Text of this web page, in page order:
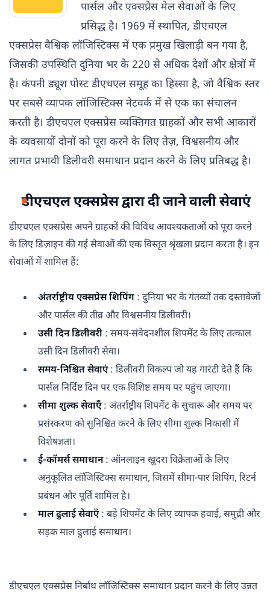
पार्सल और एक्सप्रेस मेल सेवाओं के लिए
प्रसिद्ध है। 1969 में स्थापित, डीएचएल
एक्सप्रेस वैश्विक लॉजिस्टिक्स में एक प्रमुख खिलाड़ी बन गया है,
जिसकी उपस्थिति दुनिया भर के 220 से अधिक देशों और क्षेत्रों में
है। कंपनी ड्यूश पोस्ट डीएचएल समूह का हिस्सा है, जो वैश्विक स्तर
पर सबसे व्यापक लॉजिस्टिक्स नेटवर्क में से एक का संचालन
करती है। डीएचएल एक्सप्रेस व्यक्तिगत ग्राहकों और सभी आकारों
के व्यवसायों दोनों को पूरा करने के लिए तेज़, विश्वसनीय और
लागत प्रभावी डिलीवरी समाधान प्रदान करने के लिए प्रतिबद्ध है।
डीएचएल एक्सप्रेस द्वारा दी जाने वाली सेवाएं
डीएचएल एक्सप्रेस अपने ग्राहकों की विविध आवश्यकताओं को पूरा करने
के लिए डिज़ाइन की गई सेवाओं की एक विस्तृत श्रृंखला प्रदान करता है। इन
सेवाओं में शामिल हैं:
अंतर्राष्ट्रीय एक्सप्रेस शिपिंग : दुनिया भर के गंतव्यों तक दस्तावेजों
और पार्सल की तीव्र और विश्वसनीय डिलीवरी।
उसी दिन डिलीवरी : समय-संवेदनशील शिपमेंट के लिए तत्काल
उसी दिन डिलीवरी सेवा।
समय-निश्चित सेवाएं: डिलीवरी विकल्प जो यह गारंटी देते हैं कि
पार्सल निर्दिष्ट दिन पर एक विशिष्ट समय पर पहुंच जाएगा।
सीमा शुल्क सेवाएँ: अंतर्राष्ट्रीय शिपमेंट के सुचारू और समय पर
प्रसंस्करण को सुनिश्चित करने के लिए सीमा शुल्क निकासी में
विशेषज्ञता।
ई-कॉमर्स समाधान: ऑनलाइन खुदरा विक्रेताओं के लिए
अनुकूलित लॉजिस्टिक्स समाधान, जिसमें सीमा-पार शिपिंग, रिटर्न
प्रबंधन और पूर्ति शामिल है।
माल ढुलाई सेवाएँ: बड़े शिपमेंट के लिए व्यापक हवाई, समुद्री और
सड़क माल ढुलाई समाधान।
डीएचएल एक्सप्रेस निर्बाध लॉजिस्टिक्स समाधान प्रदान करने के लिए उन्नत